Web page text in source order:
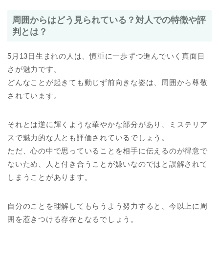
周囲からはどう見られている？対人での特徴や評
判とは？
5月13日生まれの人は、慎重に一歩ずつ進んでいく真面目
さが魅力です。
どんなことが起きても動じず前向きな姿は、周囲から尊敬
されています。
それとは逆に輝くような華やかな部分があり、ミステリア
スで魅力的な人とも評価されているでしょう。
ただ、心の中で思っていることを相手に伝えるのが得意で
ないため、人と付き合うことが嫌いなのではと誤解されて
しまうことがあります。
自分のことを理解してもらうよう努力すると、今以上に周
囲を惹きつける存在となるでしょう。